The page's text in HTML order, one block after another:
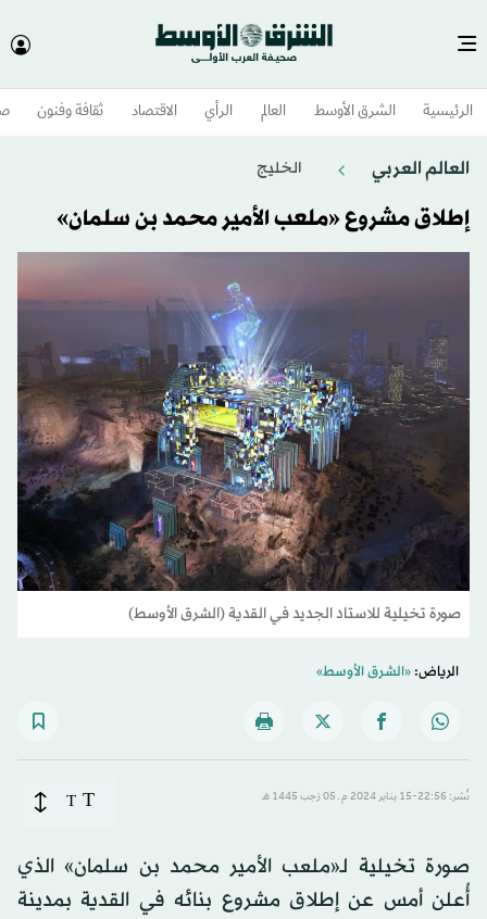
الرئيسية الشرق الأوسط​ العالم الرأي الاقتصاد ثقافة وفنون
العالم العربي الخليج
إطلاق مشروع «ملعب الأمير محمد بن سلمان»
صورة تخيلية للاستاد الجديد في القدية (الشرق الأوسط)
الرياض:«الشرق الأوسط»
نُشر: 22:56-15 يناير 2024 م ـ 05 رَجب 1445 هـ T
T
صورة تخيلية لـ«ملعب الأمير محمد بن سلمان» الذي
أُعلن أمس عن إطلاق مشروع بنائه في القدية بمدينة